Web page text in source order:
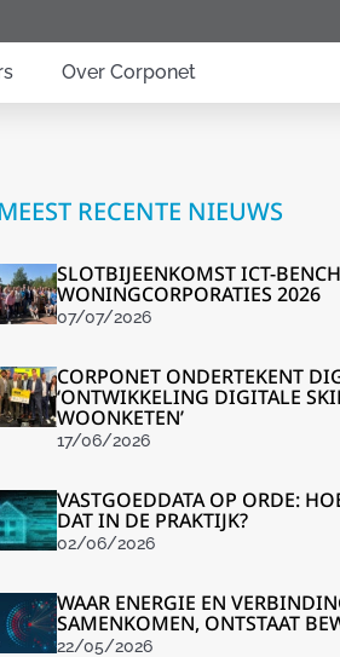
Over Corponet
RECENTE NIEUWS
SLOTBIJEENKOMST ICT-
WONINGCORPORATIES 2026
07/07/2026
CORPONET ONDERTEKENT
‘ONTWIKKELING DIGITALE
WOONKETEN’
17/06/2026
VASTGOEDDATA OP ORDE:
DAT IN DE PRAKTIJK?
02/06/2026
WAAR ENERGIE EN
SAMENKOMEN, ONTSTAAT
22/05/2026